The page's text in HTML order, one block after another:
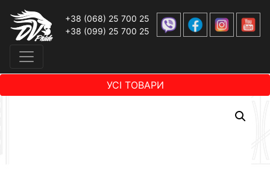
+38 (068) 25 700 25
+38 (099) 25 700 25
УСІ ТОВАРИ